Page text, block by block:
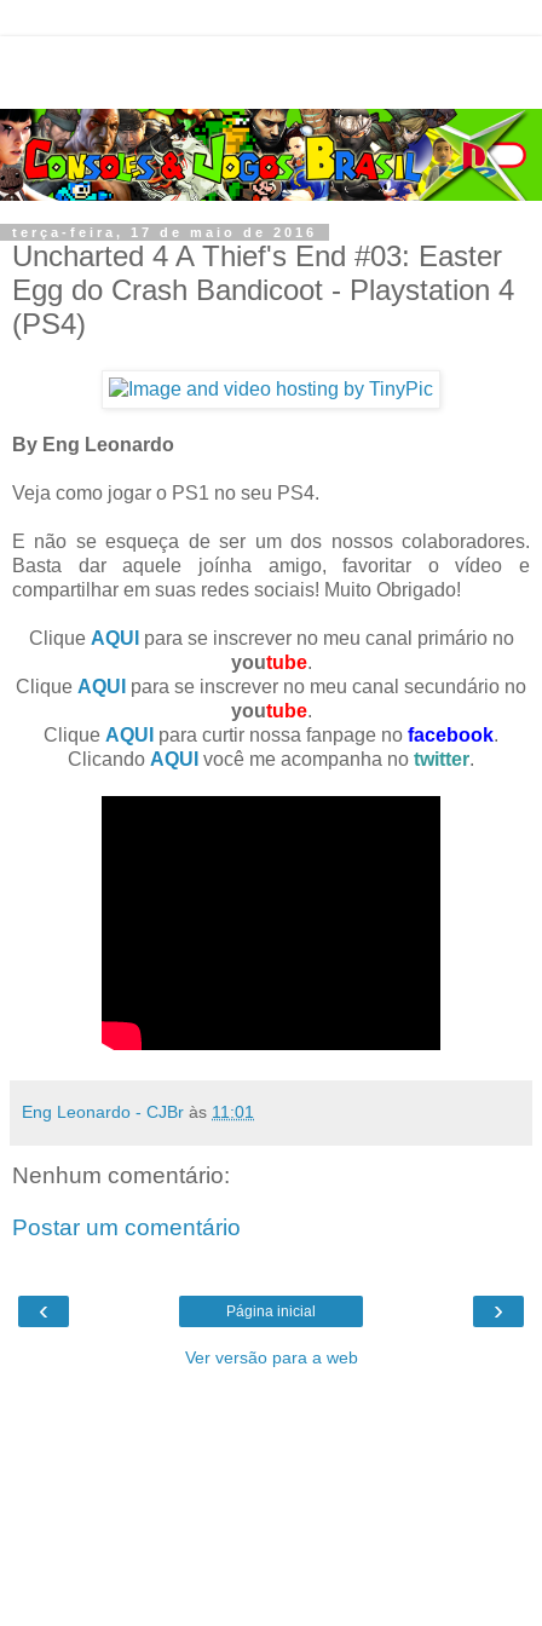
terça-feira, 17 de maio de 2016
Uncharted 4 A Thief's End #03: Easter
Egg do Crash Bandicoot - Playstation 4
(PS4)
By Eng Leonardo
Veja como jogar o PS1 no seu PS4.
E não se esqueça de ser um dos nossos colaboradores.
Basta dar aquele joínha amigo, favoritar o vídeo e
compartilhar em suas redes sociais! Muito Obrigado!
Clique AQUI para se inscrever no meu canal primário no
youtube.
Clique AQUI para se inscrever no meu canal secundário no
youtube.
Clique AQUI para curtir nossa fanpage no facebook.
Clicando AQUI você me acompanha no twitter.
Eng Leonardo - CJBr às 11:01
Nenhum comentário:
Postar um comentário
‹ ›
Página inicial
Ver versão para a web